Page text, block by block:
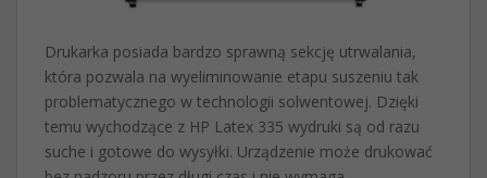
Drukarka posiada bardzo sprawną sekcję utrwalania,
która pozwala na wyeliminowanie etapu suszeniu tak
problematycznego w technologii solwentowej. Dzięki
temu wychodzące z HP Latex 335 wydruki są od razu
suche i gotowe do wysyłki. Urządzenie może drukować